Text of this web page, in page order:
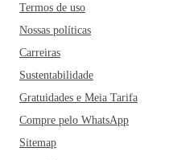
Termos de uso
Nossas políticas
Carreiras
Sustentabilidade
Gratuidades e Meia Tarifa
Compre pelo WhatsApp
Sitemap